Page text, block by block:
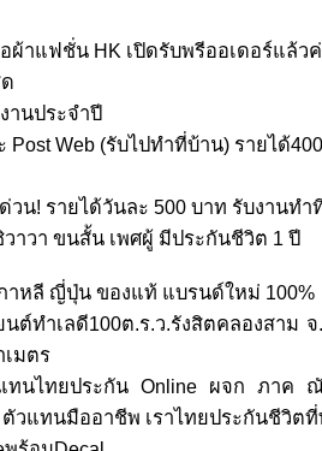
ผ้าแฟชั่น HK เปิดรับพรีออเดอร์แล้ว
านประจำปี
Web (รับไปทำที่บ้าน) รายได้
วน! รายได้วันละ 500 บาท รับงานทำ
วาวา ขนสั้น เพศผู้ มีประกันชีวิต 1 ปี
กาหลี ญี่ปุ่น ของแท้ แบรนด์ใหม่ 100%
ต์ทำเลดี100ต.ร.ว.รังสิตคลองสาม
เมตร
ทนไทยประกัน Online ผจก ภาค
วแทนมืออาชีพ เราไทยประกันชีวิต